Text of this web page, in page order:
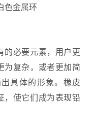
色金属环
的必要元素，用户更
为复杂，或者更加简
具体的形象。橡皮
，使它们成为表现铅